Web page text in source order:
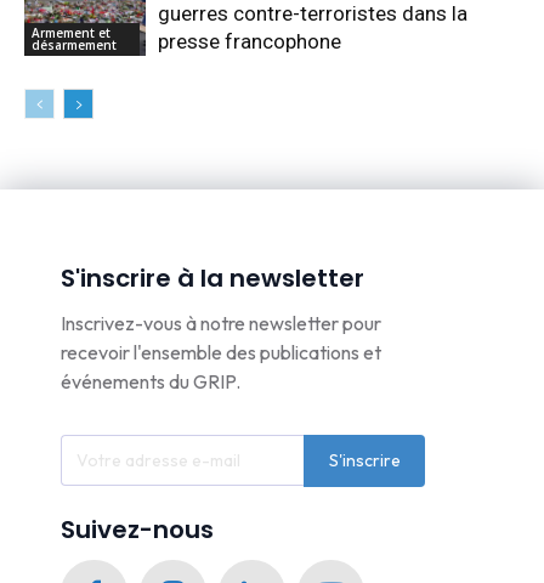
Armement et
désarmement
guerres contre-terroristes dans la
presse francophone
S'inscrire à la newsletter
Inscrivez-vous à notre newsletter pour
recevoir l'ensemble des publications et
événements du GRIP.
S'inscrire
Suivez-nous